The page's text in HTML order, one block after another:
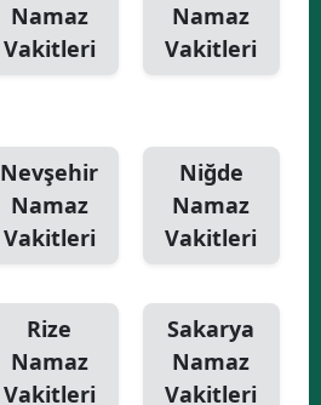
Namaz
Vakitleri
Namaz
Vakitleri
Nevşehir
Namaz
Vakitleri
Niğde
Namaz
Vakitleri
Rize
Namaz
Vakitleri
Sakarya
Namaz
Vakitleri